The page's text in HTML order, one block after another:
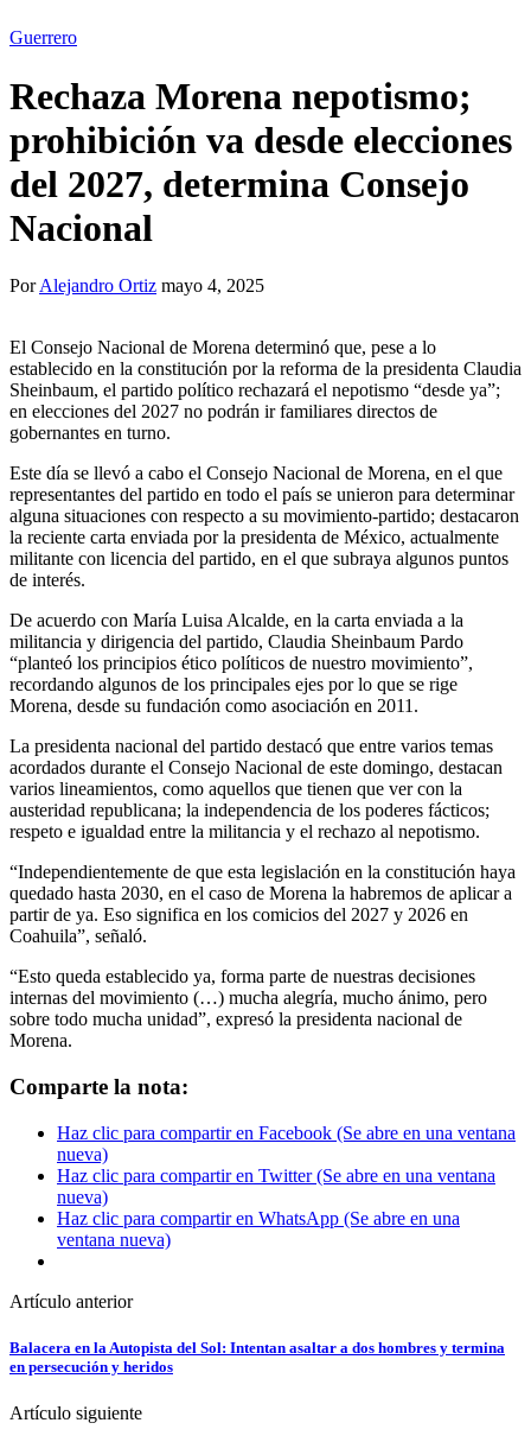
Guerrero
Rechaza Morena nepotismo;
prohibición va desde elecciones
del 2027, determina Consejo
Nacional
PorAlejandro Ortiz mayo 4, 2025
El Consejo Nacional de Morena determinó que, pese a lo
establecido en la constitución por la reforma de la presidenta Claudia
Sheinbaum, el partido político rechazará el nepotismo “desde ya”;
en elecciones del 2027 no podrán ir familiares directos de
gobernantes en turno.
Este día se llevó a cabo el Consejo Nacional de Morena, en el que
representantes del partido en todo el país se unieron para determinar
alguna situaciones con respecto a su movimiento-partido; destacaron
la reciente carta enviada por la presidenta de México, actualmente
militante con licencia del partido, en el que subraya algunos puntos
de interés.
De acuerdo con María Luisa Alcalde, en la carta enviada a la
militancia y dirigencia del partido, Claudia Sheinbaum Pardo
“planteó los principios ético políticos de nuestro movimiento”,
recordando algunos de los principales ejes por lo que se rige
Morena, desde su fundación como asociación en 2011.
La presidenta nacional del partido destacó que entre varios temas
acordados durante el Consejo Nacional de este domingo, destacan
varios lineamientos, como aquellos que tienen que ver con la
austeridad republicana; la independencia de los poderes fácticos;
respeto e igualdad entre la militancia y el rechazo al nepotismo.
“Independientemente de que esta legislación en la constitución haya
quedado hasta 2030, en el caso de Morena la habremos de aplicar a
partir de ya. Eso significa en los comicios del 2027 y 2026 en
Coahuila”, señaló.
“Esto queda establecido ya, forma parte de nuestras decisiones
internas del movimiento (…) mucha alegría, mucho ánimo, pero
sobre todo mucha unidad”, expresó la presidenta nacional de
Morena.
Comparte la nota:
Haz clic para compartir en Facebook (Se abre en una ventana
nueva)
Haz clic para compartir en Twitter (Se abre en una ventana
nueva)
Haz clic para compartir en WhatsApp (Se abre en una
ventana nueva)
Artículo anterior
Balacera en la Autopista del Sol: Intentan asaltar a dos hombres y termina
en persecución y heridos
Artículo siguiente